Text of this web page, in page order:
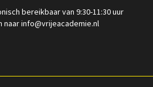
bereikbaar van 9:30-11:30 uur
naar info@vrijeacademie.nl